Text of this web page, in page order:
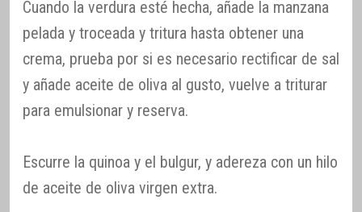
Cuando la verdura esté hecha, añade la manzana
pelada y troceada y tritura hasta obtener una
crema, prueba por si es necesario rectificar de sal
y añade aceite de oliva al gusto, vuelve a triturar
para emulsionar y reserva.
Escurre la quinoa y el bulgur, y adereza con un hilo
de aceite de oliva virgen extra.